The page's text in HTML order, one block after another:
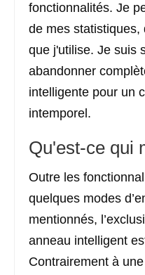
fonctionnalités. Je
de mes statistiques,
que j'utilise. Je suis
abandonner
intelligente pour un
intemporel.
Qu'est-ce qui
Outre les
quelques modes
mentionnés,
anneau intelligent
Contrairement à